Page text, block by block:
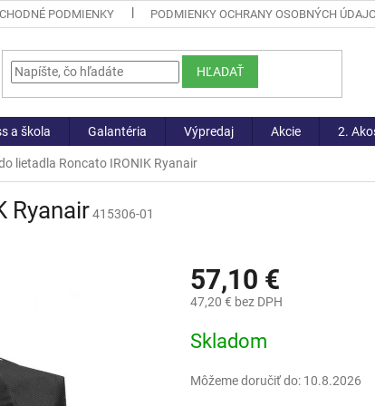
PODMIENKY PODMIENKY OCHRANY OSOBNÝCH
HĽADAŤ
a škola Galantéria Výpredaj Akcie 2.
lietadla Roncato IRONIK Ryanair
Ryanair415306-01
57,10 €
47,20 € bez DPH
cena:
Skladom
Môžeme doručiť do: 10.8.2026